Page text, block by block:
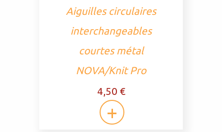
Aiguilles circulaires
interchangeables
courtes métal
NOVA/Knit Pro
4,50 €